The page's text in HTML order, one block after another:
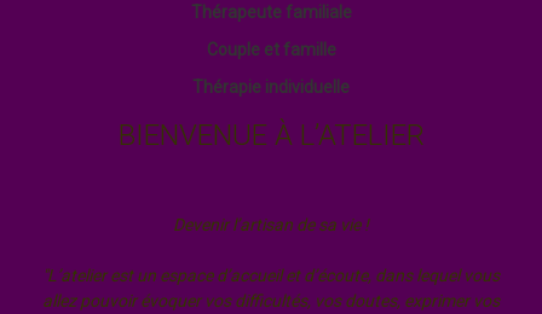
Thérapeute familiale
Couple et famille
Thérapie individuelle
BIENVENUE À L’ATELIER
Devenir l’artisan de sa vie !
"L’atelier est un espace d’accueil et d’écoute, dans lequel vous
allez pouvoir évoquer vos difficultés, vos doutes, exprimer vos